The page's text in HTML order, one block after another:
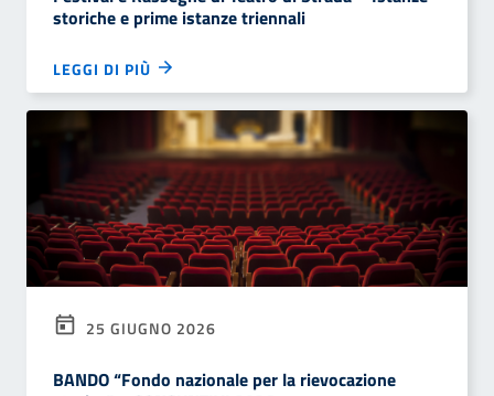
storiche e prime istanze triennali
LEGGI DI PIÙ
25 GIUGNO 2026
BANDO “Fondo nazionale per la rievocazione